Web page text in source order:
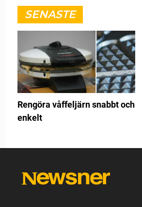
SENASTE
Rengöra våffeljärn snabbt och
enkelt